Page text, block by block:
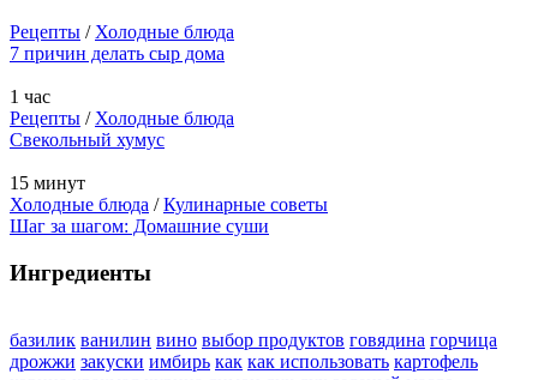
Рецепты / Холодные блюда
7 причин делать сыр дома
1 час
Рецепты / Холодные блюда
Свекольный хумус
15 минут
Холодные блюда /Кулинарные советы
Шаг за шагом: Домашние суши
Ингредиенты
базилик ванилин вино выбор продуктов говядина горчица
дрожжи закуски имбирь как как использовать картофель